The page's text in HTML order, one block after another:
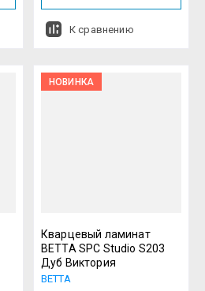
К сравнению
НОВИНКА
Кварцевый ламинат
BETTA SPC Studio S203
Дуб Виктория
BETTA